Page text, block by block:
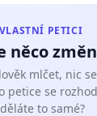
PETICI
něco
mlčet, nic
petice se
to samé?